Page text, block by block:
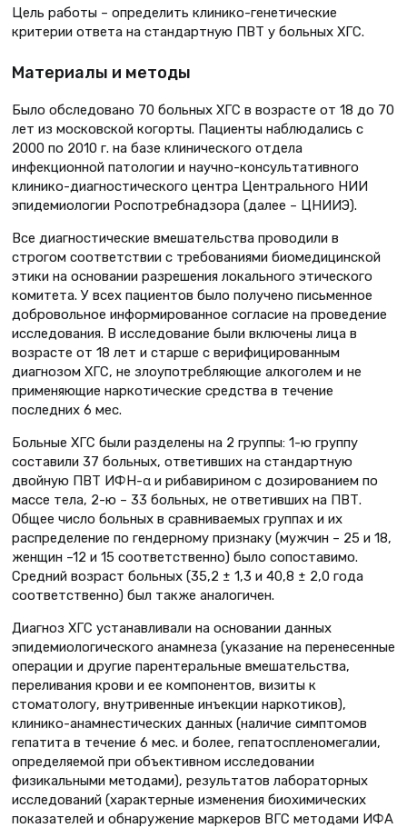
Цель работы – определить клинико-генетические
критерии ответа на стандартную ПВТ у больных ХГС.
Материалы и методы
Было обследовано 70 больных ХГС в возрасте от 18 до 70
лет из московской когорты. Пациенты наблюдались с
2000 по 2010 г. на базе клинического отдела
инфекционной патологии и научно-консультативного
клинико-диагностического центра Центрального НИИ
эпидемиологии Роспотребнадзора (далее – ЦНИИЭ).
Все диагностические вмешательства проводили в
строгом соответствии с требованиями биомедицинской
этики на основании разрешения локального этического
комитета. У всех пациентов было получено письменное
добровольное информированное согласие на проведение
исследования. В исследование были включены лица в
возрасте от 18 лет и старше с верифицированным
диагнозом ХГС, не злоупотребляющие алкоголем и не
применяющие наркотические средства в течение
последних 6 мес.
Больные ХГС были разделены на 2 группы: 1-ю группу
составили 37 больных, ответивших на стандартную
двойную ПВТ ИФН-α и рибавирином с дозированием по
массе тела, 2-ю – 33 больных, не ответивших на ПВТ.
Общее число больных в сравниваемых группах и их
распределение по гендерному признаку (мужчин – 25 и 18,
женщин –12 и 15 соответственно) было сопоставимо.
Средний возраст больных (35,2 ± 1,3 и 40,8 ± 2,0 года
соответственно) был также аналогичен.
Диагноз ХГС устанавливали на основании данных
эпидемиологического анамнеза (указание на перенесенные
операции и другие парентеральные вмешательства,
переливания крови и ее компонентов, визиты к
стоматологу, внутривенные инъекции наркотиков),
клинико-анамнестических данных (наличие симптомов
гепатита в течение 6 мес. и более, гепатоспленомегалии,
определяемой при объективном исследовании
физикальными методами), результатов лабораторных
исследований (характерные изменения биохимических
показателей и обнаружение маркеров ВГС методами ИФА